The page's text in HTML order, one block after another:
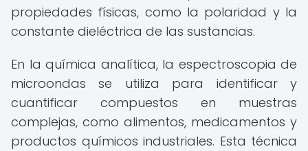
propiedades físicas, como la polaridad y la
constante dieléctrica de las sustancias.
En la química analítica, la espectroscopia de
microondas se utiliza para identificar y
cuantificar compuestos en muestras
complejas, como alimentos, medicamentos y
productos químicos industriales. Esta técnica